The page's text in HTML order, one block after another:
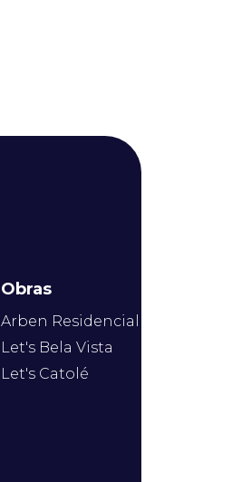
Obras
Arben Residencial
Let's Bela Vista
Let's Catolé